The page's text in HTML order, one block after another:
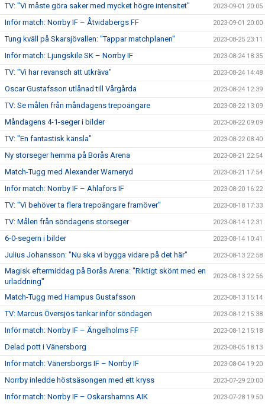
TV: "Vi måste göra saker med mycket högre intensitet" 2023-09-01 20:05
Inför match: Norrby IF – Åtvidabergs FF 2023-09-01 20:00
Tung kväll på Skarsjövallen: "Tappar matchplanen" 2023-08-25 23:11
Inför match: Ljungskile SK – Norrby IF 2023-08-24 18:35
TV: "Vi har revansch att utkräva" 2023-08-24 14:48
Oscar Gustafsson utlånad till Vårgårda 2023-08-24 12:39
TV: Se målen från måndagens trepoängare 2023-08-22 13:09
Måndagens 4-1-seger i bilder 2023-08-22 09:09
TV: "En fantastisk känsla" 2023-08-22 08:40
Ny storseger hemma på Borås Arena 2023-08-21 22:54
Match-Tugg med Alexander Warneryd 2023-08-21 17:54
Inför match: Norrby IF – Ahlafors IF 2023-08-20 16:22
TV: "Vi behöver ta flera trepoängare framöver" 2023-08-18 17:33
TV: Målen från söndagens storseger 2023-08-14 12:31
6-0-segern i bilder 2023-08-14 10:41
Julius Johansson: "Nu ska vi bygga vidare på det här" 2023-08-13 22:58
Magisk eftermiddag på Borås Arena: "Riktigt skönt med en
urladdning"
2023-08-13 22:56
Match-Tugg med Hampus Gustafsson 2023-08-13 15:14
TV: Marcus Översjös tankar inför söndagen 2023-08-12 15:38
Inför match: Norrby IF – Ängelholms FF 2023-08-12 15:18
Delad pott i Vänersborg 2023-08-05 18:13
Inför match: Vänersborgs IF – Norrby IF 2023-08-04 19:20
Norrby inledde höstsäsongen med ett kryss 2023-07-29 20:00
Inför match: Norrby IF – Oskarshamns AIK 2023-07-28 19:50